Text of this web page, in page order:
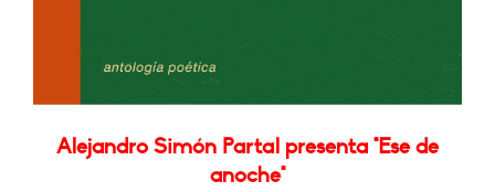
Alejandro Simón Partal presenta "Ese de
anoche"